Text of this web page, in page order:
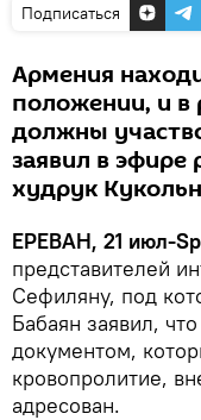
Подписаться
Армения
положении, и в
должны
заявил в
худрук
ЕРЕВАН, 21 июл-
представителей
Сефиляну, под
Бабаян заявил,
документом,
кровопролитие,
адресован.